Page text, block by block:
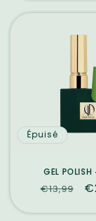
Épuisé
GEL
Prix
€13,99